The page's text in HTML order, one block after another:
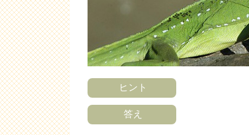
ヒント
答え